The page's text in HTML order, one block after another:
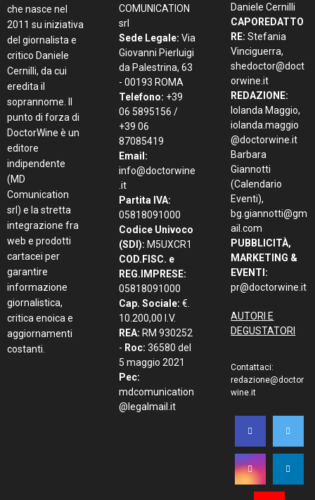
che nasce nel
2011 su iniziativa
del giornalista e
critico Daniele
Cernilli, da cui
eredita il
soprannome. Il
punto di forza di
DoctorWine è un
editore
indipendente
(MD
Comunication
srl) e la stretta
integrazione fra
web e prodotti
cartacei per
garantire
informazione
giornalistica,
critica enoica e
aggiornamenti
costanti.
COMUNICATION
srl
Sede Legale: Via
Giovanni Pierluigi
da Palestrina, 63
- 00193 ROMA
Telefono: +39
06 5895156 /
+39 06
87085419
Email:
info@doctorwine
.it
Partita IVA:
05818091000
Codice Univoco
(SDI): M5UXCR1
COD.FISC. e
REG.IMPRESE:
05818091000
Cap. Sociale: €.
10.200,00 I.V.
REA: RM 930252
- Roc: 36580 del
5 maggio 2021
Pec:
mdcomunication
@legalmail.it
Daniele Cernilli
CAPOREDATTO
RE: Stefania
Vinciguerra,
shedoctor@doct
orwine.it
REDAZIONE:
Iolanda Maggio,
iolanda.maggio
@doctorwine.it
Barbara
Giannotti
(Calendario
Eventi),
bg.giannotti@gm
ail.com
PUBBLICITÀ,
MARKETING &
EVENTI:
pr@doctorwine.it
AUTORI E
DEGUSTATORI
Contattaci:
redazione@doctor
wine.it